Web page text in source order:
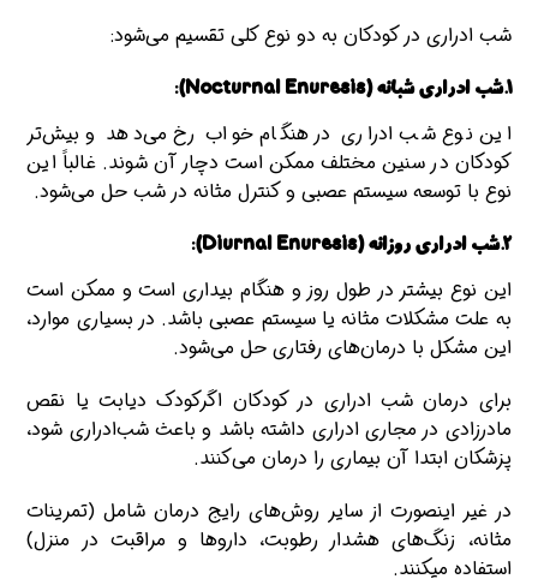
شب‌ ادراری در کودکان به دو نوع کلی تقسیم می‌شود:
1.شب‌ ادراری شبانه (Nocturnal Enuresis):
این نوع شب‌ ادراری در هنگام خواب رخ می‌دهد و بیش‌تر
کودکان در سنین مختلف ممکن است دچار آن شوند. غالباً این
نوع با توسعه سیستم عصبی و کنترل مثانه در شب حل می‌شود.
2.شب‌ ادراری روزانه (Diurnal Enuresis):
این نوع بیشتر در طول روز و هنگام بیداری است و ممکن است
به علت مشکلات مثانه یا سیستم عصبی باشد. در بسیاری موارد،
این مشکل با درمان‌های رفتاری حل می‌شود.
برای درمان شب ادراری در کودکان اگرکودک دیابت یا نقص
مادرزادی در مجاری ادراری داشته باشد و باعث شب‌ادراری شود،
پزشکان ابتدا آن بیماری را درمان می‌کنند.
در غیر اینصورت از سایر روش‌های رایج درمان شامل (تمرینات
مثانه، زنگ‌های هشدار رطوبت، داروها و مراقبت در منزل)
استفاده میکنند.